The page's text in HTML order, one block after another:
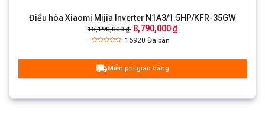
Điều hòa Xiaomi Mijia Inverter N1A3/1.5HP/KFR-35GW
15,190,000 ₫ 8,790,000 ₫
16920Đã bán
Miễn phí giao hàng